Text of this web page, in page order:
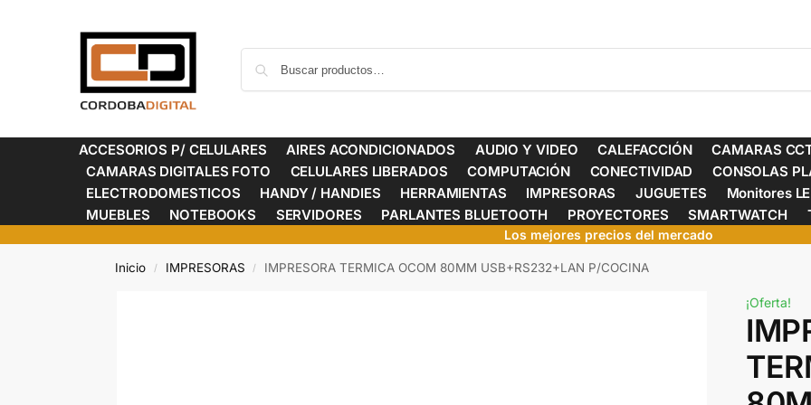
ACCESORIOS P/ CELULARES AIRES ACONDICIONADOS AUDIO Y VIDEO CALEFACCIÓN
CAMARAS
CAMARAS DIGITALES FOTO
CELULARES LIBERADOS COMPUTACIÓN CONECTIVIDAD
CONSOLAS
ELECTRODOMESTICOS
HANDY / HANDIES HERRAMIENTAS IMPRESORAS JUGUETES
Monitores
MUEBLES
NOTEBOOKS SERVIDORES PARLANTES BLUETOOTH PROYECTORES SMARTWATCH
Los mejores precios del mercado
Inicio / IMPRESORAS / IMPRESORA TERMICA OCOM 80MM USB+RS232+LAN P/COCINA
¡Oferta!